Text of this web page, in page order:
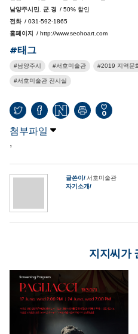
남양주시민. 군.경 / 50% 할인
전화 / 031-592-1865
홈페이지
/ http://www.seohoart.com
#태그
남양주시 서호미술관 2019 지역문
서호미술관 전시실
0
첨부파일
,
글쓴이
서호미술관
자기소개
지지씨가